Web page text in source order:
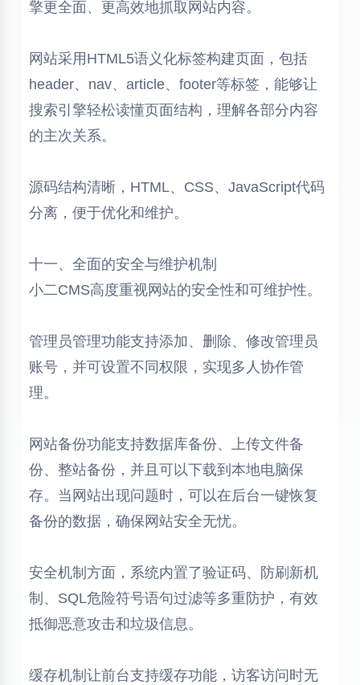
擎更全面、更高效地抓取网站内容。
网站采用HTML5语义化标签构建页面，包括
header、nav、article、footer等标签，能够让
搜索引擎轻松读懂页面结构，理解各部分内容
的主次关系。
源码结构清晰，HTML、CSS、JavaScript代码
分离，便于优化和维护。
十一、全面的安全与维护机制
小二CMS高度重视网站的安全性和可维护性。
管理员管理功能支持添加、删除、修改管理员
账号，并可设置不同权限，实现多人协作管
理。
网站备份功能支持数据库备份、上传文件备
份、整站备份，并且可以下载到本地电脑保
存。当网站出现问题时，可以在后台一键恢复
备份的数据，确保网站安全无忧。
安全机制方面，系统内置了验证码、防刷新机
制、SQL危险符号语句过滤等多重防护，有效
抵御恶意攻击和垃圾信息。
缓存机制让前台支持缓存功能，访客访问时无